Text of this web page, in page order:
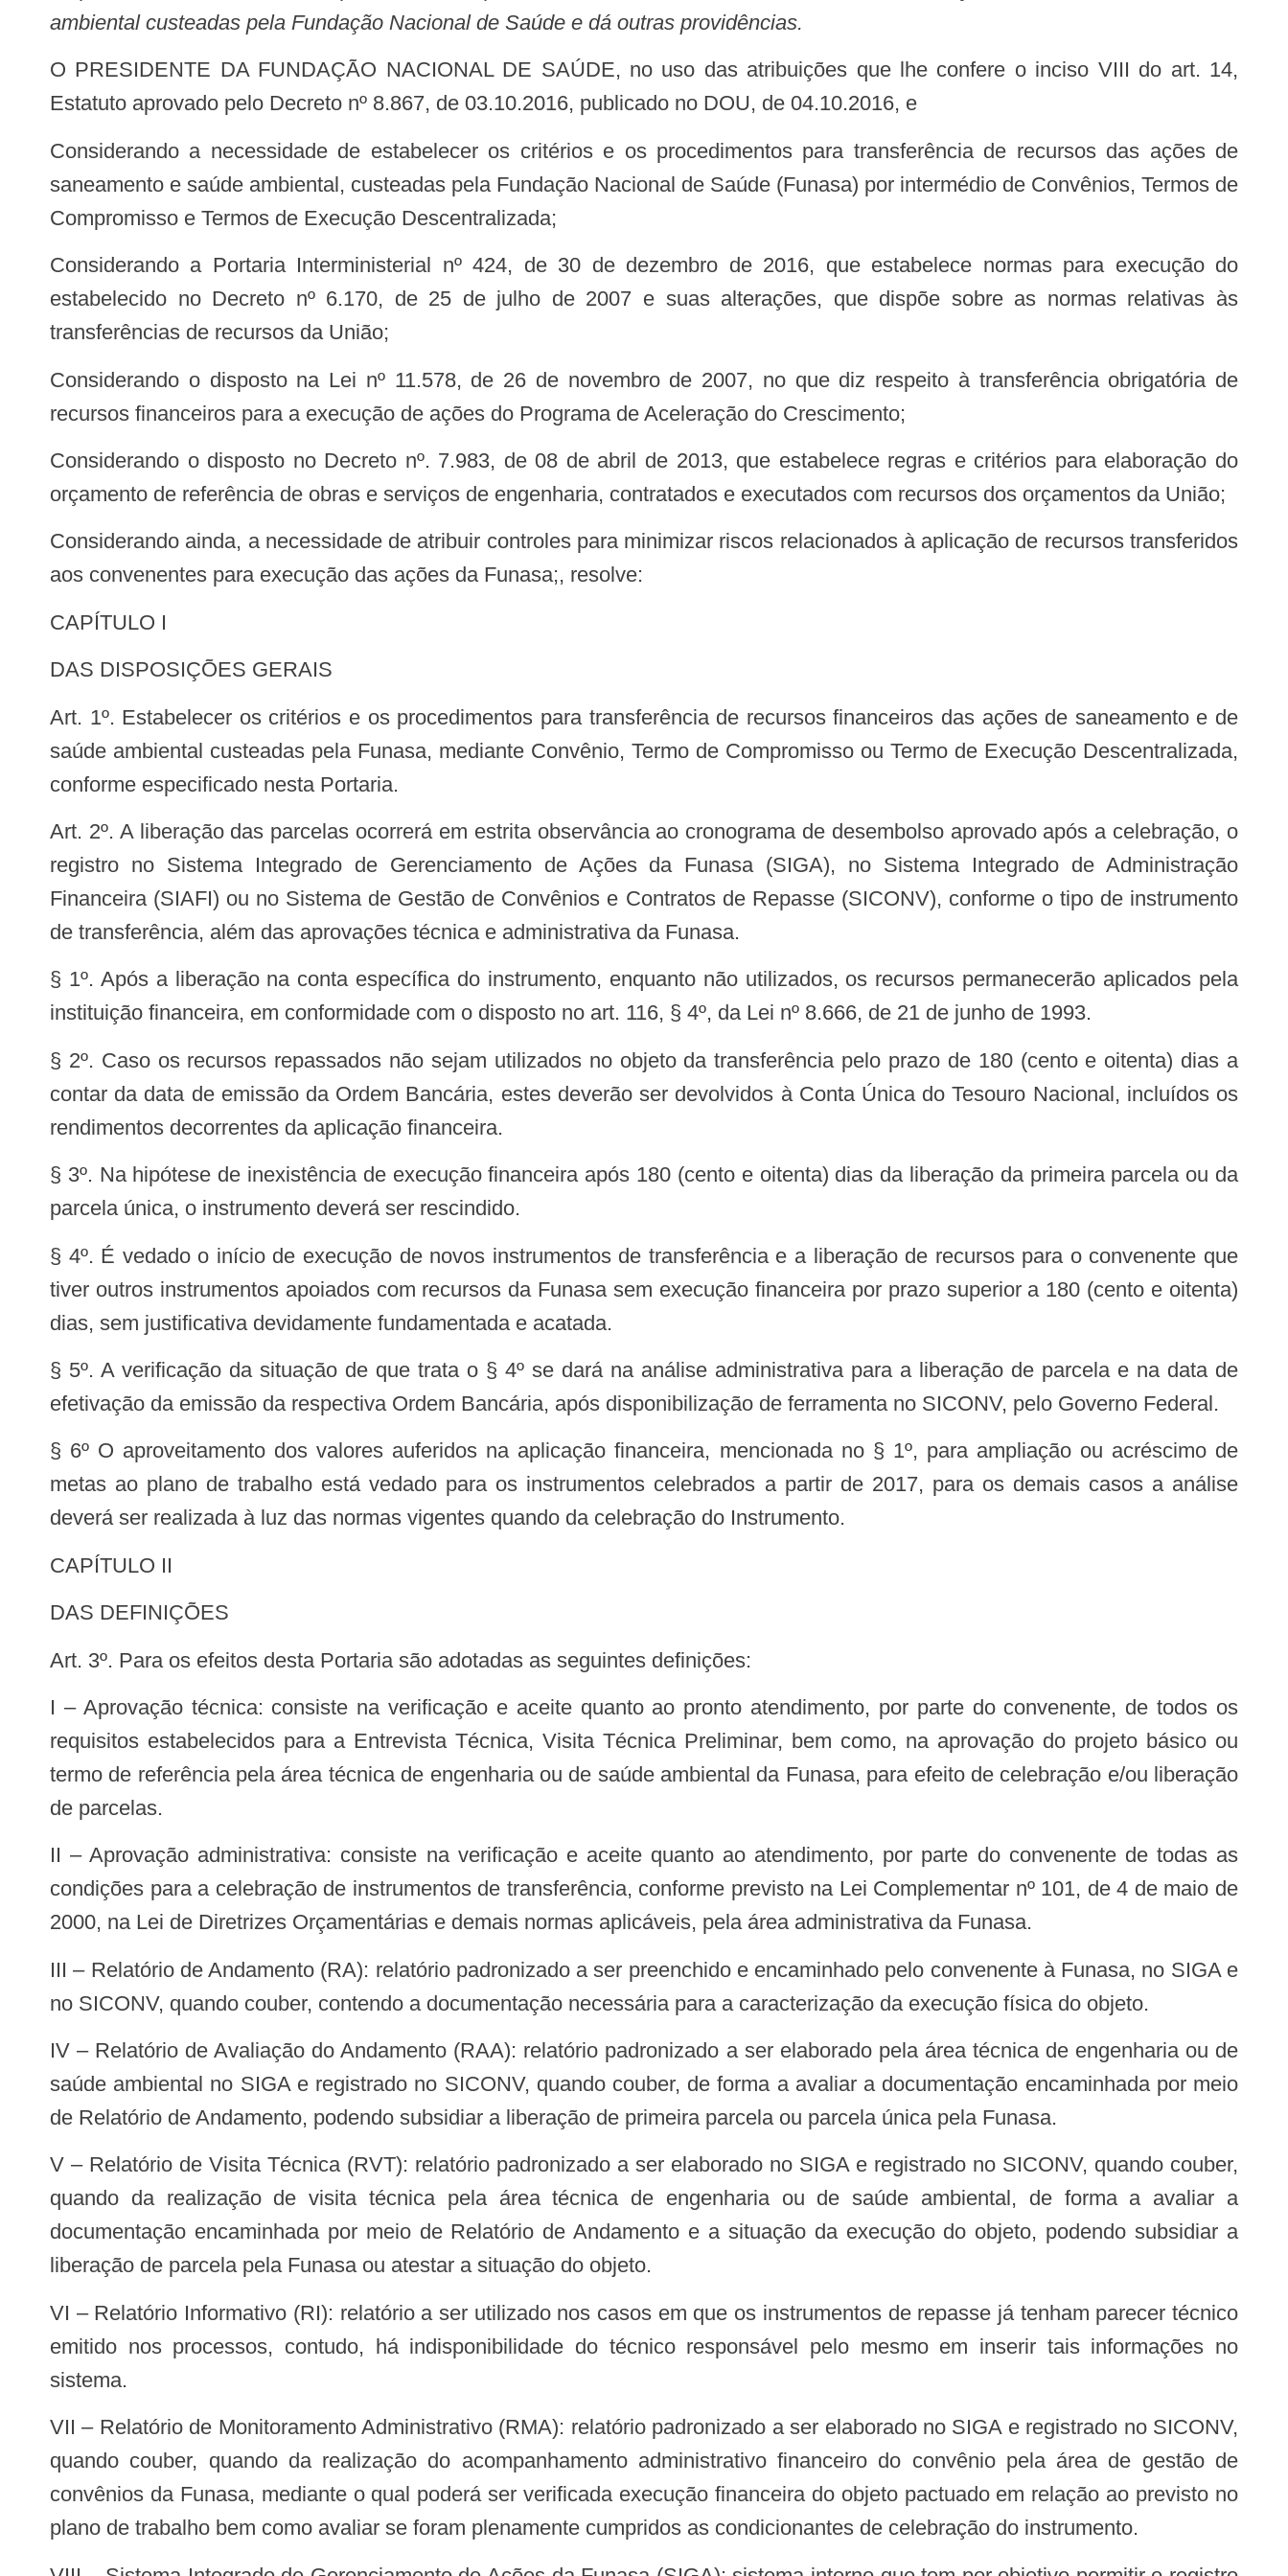
ambiental custeadas pela Fundação Nacional de Saúde e dá outras providências.
O PRESIDENTE DA FUNDAÇÃO NACIONAL DE SAÚDE, no uso das atribuições que lhe confere o inciso VIII do art. 14,
Estatuto aprovado pelo Decreto nº 8.867, de 03.10.2016, publicado no DOU, de 04.10.2016, e
Considerando a necessidade de estabelecer os critérios e os procedimentos para transferência de recursos das ações de
saneamento e saúde ambiental, custeadas pela Fundação Nacional de Saúde (Funasa) por intermédio de Convênios, Termos de
Compromisso e Termos de Execução Descentralizada;
Considerando a Portaria Interministerial nº 424, de 30 de dezembro de 2016, que estabelece normas para execução do
estabelecido no Decreto nº 6.170, de 25 de julho de 2007 e suas alterações, que dispõe sobre as normas relativas às
transferências de recursos da União;
Considerando o disposto na Lei nº 11.578, de 26 de novembro de 2007, no que diz respeito à transferência obrigatória de
recursos financeiros para a execução de ações do Programa de Aceleração do Crescimento;
Considerando o disposto no Decreto nº. 7.983, de 08 de abril de 2013, que estabelece regras e critérios para elaboração do
orçamento de referência de obras e serviços de engenharia, contratados e executados com recursos dos orçamentos da União;
Considerando ainda, a necessidade de atribuir controles para minimizar riscos relacionados à aplicação de recursos transferidos
aos convenentes para execução das ações da Funasa;, resolve:
CAPÍTULO I
DAS DISPOSIÇÕES GERAIS
Art. 1º. Estabelecer os critérios e os procedimentos para transferência de recursos financeiros das ações de saneamento e de
saúde ambiental custeadas pela Funasa, mediante Convênio, Termo de Compromisso ou Termo de Execução Descentralizada,
conforme especificado nesta Portaria.
Art. 2º. A liberação das parcelas ocorrerá em estrita observância ao cronograma de desembolso aprovado após a celebração, o
registro no Sistema Integrado de Gerenciamento de Ações da Funasa (SIGA), no Sistema Integrado de Administração
Financeira (SIAFI) ou no Sistema de Gestão de Convênios e Contratos de Repasse (SICONV), conforme o tipo de instrumento
de transferência, além das aprovações técnica e administrativa da Funasa.
§ 1º. Após a liberação na conta específica do instrumento, enquanto não utilizados, os recursos permanecerão aplicados pela
instituição financeira, em conformidade com o disposto no art. 116, § 4º, da Lei nº 8.666, de 21 de junho de 1993.
§ 2º. Caso os recursos repassados não sejam utilizados no objeto da transferência pelo prazo de 180 (cento e oitenta) dias a
contar da data de emissão da Ordem Bancária, estes deverão ser devolvidos à Conta Única do Tesouro Nacional, incluídos os
rendimentos decorrentes da aplicação financeira.
§ 3º. Na hipótese de inexistência de execução financeira após 180 (cento e oitenta) dias da liberação da primeira parcela ou da
parcela única, o instrumento deverá ser rescindido.
§ 4º. É vedado o início de execução de novos instrumentos de transferência e a liberação de recursos para o convenente que
tiver outros instrumentos apoiados com recursos da Funasa sem execução financeira por prazo superior a 180 (cento e oitenta)
dias, sem justificativa devidamente fundamentada e acatada.
§ 5º. A verificação da situação de que trata o § 4º se dará na análise administrativa para a liberação de parcela e na data de
efetivação da emissão da respectiva Ordem Bancária, após disponibilização de ferramenta no SICONV, pelo Governo Federal.
§ 6º O aproveitamento dos valores auferidos na aplicação financeira, mencionada no § 1º, para ampliação ou acréscimo de
metas ao plano de trabalho está vedado para os instrumentos celebrados a partir de 2017, para os demais casos a análise
deverá ser realizada à luz das normas vigentes quando da celebração do Instrumento.
CAPÍTULO II
DAS DEFINIÇÕES
Art. 3º. Para os efeitos desta Portaria são adotadas as seguintes definições:
I – Aprovação técnica: consiste na verificação e aceite quanto ao pronto atendimento, por parte do convenente, de todos os
requisitos estabelecidos para a Entrevista Técnica, Visita Técnica Preliminar, bem como, na aprovação do projeto básico ou
termo de referência pela área técnica de engenharia ou de saúde ambiental da Funasa, para efeito de celebração e/ou liberação
de parcelas.
II – Aprovação administrativa: consiste na verificação e aceite quanto ao atendimento, por parte do convenente de todas as
condições para a celebração de instrumentos de transferência, conforme previsto na Lei Complementar nº 101, de 4 de maio de
2000, na Lei de Diretrizes Orçamentárias e demais normas aplicáveis, pela área administrativa da Funasa.
III – Relatório de Andamento (RA): relatório padronizado a ser preenchido e encaminhado pelo convenente à Funasa, no SIGA e
no SICONV, quando couber, contendo a documentação necessária para a caracterização da execução física do objeto.
IV – Relatório de Avaliação do Andamento (RAA): relatório padronizado a ser elaborado pela área técnica de engenharia ou de
saúde ambiental no SIGA e registrado no SICONV, quando couber, de forma a avaliar a documentação encaminhada por meio
de Relatório de Andamento, podendo subsidiar a liberação de primeira parcela ou parcela única pela Funasa.
V – Relatório de Visita Técnica (RVT): relatório padronizado a ser elaborado no SIGA e registrado no SICONV, quando couber,
quando da realização de visita técnica pela área técnica de engenharia ou de saúde ambiental, de forma a avaliar a
documentação encaminhada por meio de Relatório de Andamento e a situação da execução do objeto, podendo subsidiar a
liberação de parcela pela Funasa ou atestar a situação do objeto.
VI – Relatório Informativo (RI): relatório a ser utilizado nos casos em que os instrumentos de repasse já tenham parecer técnico
emitido nos processos, contudo, há indisponibilidade do técnico responsável pelo mesmo em inserir tais informações no
sistema.
VII – Relatório de Monitoramento Administrativo (RMA): relatório padronizado a ser elaborado no SIGA e registrado no SICONV,
quando couber, quando da realização do acompanhamento administrativo financeiro do convênio pela área de gestão de
convênios da Funasa, mediante o qual poderá ser verificada execução financeira do objeto pactuado em relação ao previsto no
plano de trabalho bem como avaliar se foram plenamente cumpridos as condicionantes de celebração do instrumento.